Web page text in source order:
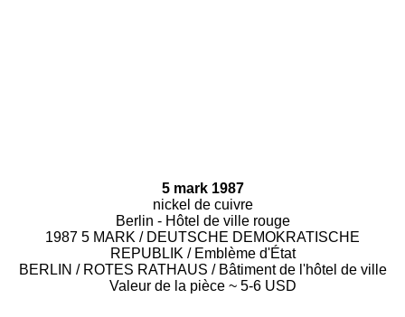
5 mark 1987
nickel de cuivre
Berlin - Hôtel de ville rouge
1987 5 MARK / DEUTSCHE DEMOKRATISCHE
REPUBLIK / Emblème d'État
BERLIN / ROTES RATHAUS / Bâtiment de l'hôtel de ville
Valeur de la pièce ~ 5-6 USD